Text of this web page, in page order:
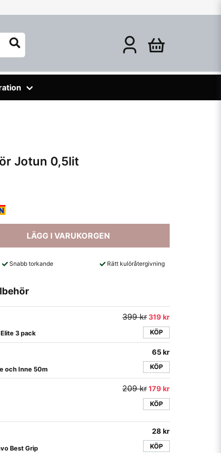
Jotun 0,5lit
LÄGG I VARUKORGEN
Snabb torkande Rätt kulöråtergivning
3 pack
399 kr319 kr
KÖP
och Inne 50m
65 kr
KÖP
209 kr179 kr
KÖP
Best Grip
28 kr
KÖP